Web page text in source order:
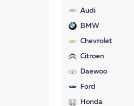
Audi
BMW
Chevrolet
Citroen
Daewoo
Ford
Honda